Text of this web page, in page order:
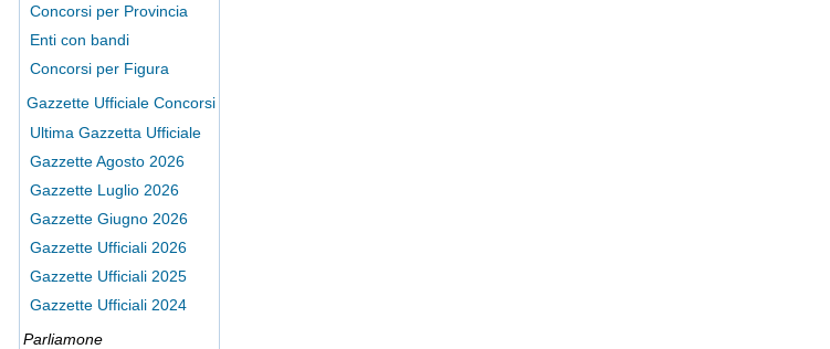
Concorsi per Provincia
Enti con bandi
Concorsi per Figura
Gazzette Ufficiale Concorsi
Ultima Gazzetta Ufficiale
Gazzette Agosto 2026
Gazzette Luglio 2026
Gazzette Giugno 2026
Gazzette Ufficiali 2026
Gazzette Ufficiali 2025
Gazzette Ufficiali 2024
Parliamone